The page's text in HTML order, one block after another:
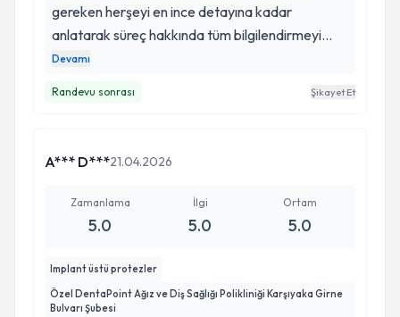
gereken herşeyi en ince detayına kadar
anlatarak süreç hakkında tüm bilgilendirmeyi
yapıyor. Gereksiz gördüğü bir işlemide kesinlikle
Devamı
Randevu sonrası Şikayet Et
A*** D***21.04.2026
Zamanlama
5.0
İlgi
5.0
Ortam
5.0
Implant üstü protezler
Özel DentaPoint Ağız ve Diş Sağlığı Polikliniği Karşıyaka Girne
Bulvarı Şubesi